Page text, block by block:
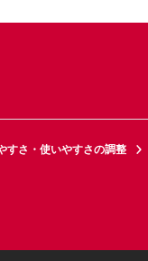
すさ・使いやすさの調整